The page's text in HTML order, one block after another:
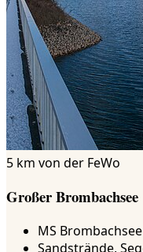
5 km von der FeWo
Großer Brombachsee
MS
Sandstrände,